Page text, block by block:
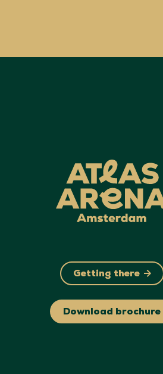
Getting there
Download brochure